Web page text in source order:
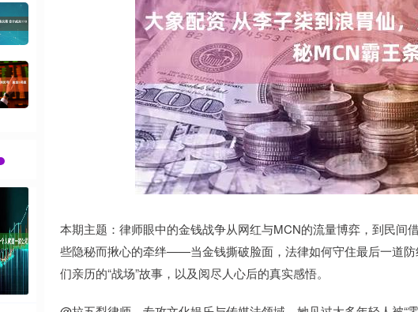
本期主题：律师眼中的金钱战争从网红与MCN的流量博弈，到民间
些隐秘而揪心的牵绊——当金钱撕破脸面，法律如何守住最后一道
们亲历的“战场”故事，以及阅尽人心后的真实感悟。